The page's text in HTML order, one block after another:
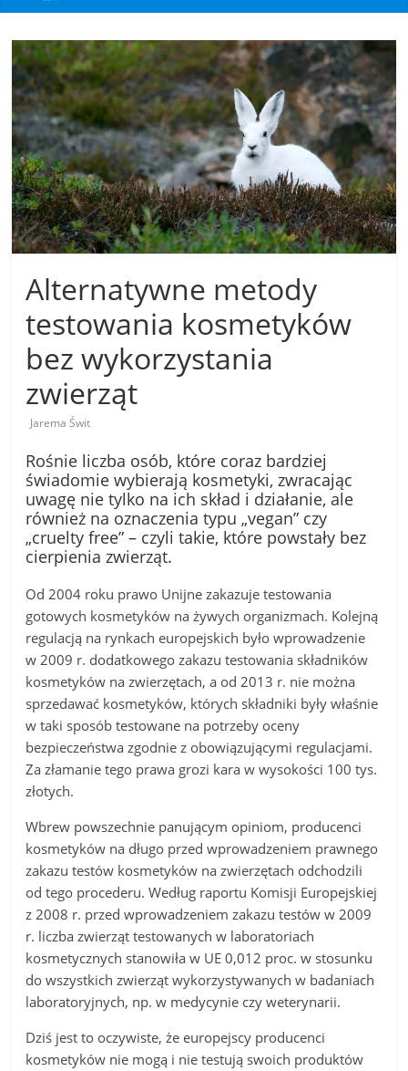
Alternatywne metody
testowania kosmetyków
bez wykorzystania
zwierząt
Jarema Świt
Rośnie liczba osób, które coraz bardziej
świadomie wybierają kosmetyki, zwracając
uwagę nie tylko na ich skład i działanie, ale
również na oznaczenia typu „vegan” czy
„cruelty free” – czyli takie, które powstały bez
cierpienia zwierząt.
Od 2004 roku prawo Unijne zakazuje testowania
gotowych kosmetyków na żywych organizmach. Kolejną
regulacją na rynkach europejskich było wprowadzenie
w 2009 r. dodatkowego zakazu testowania składników
kosmetyków na zwierzętach, a od 2013 r. nie można
sprzedawać kosmetyków, których składniki były właśnie
w taki sposób testowane na potrzeby oceny
bezpieczeństwa zgodnie z obowiązującymi regulacjami.
Za złamanie tego prawa grozi kara w wysokości 100 tys.
złotych.
Wbrew powszechnie panującym opiniom, producenci
kosmetyków na długo przed wprowadzeniem prawnego
zakazu testów kosmetyków na zwierzętach odchodzili
od tego procederu. Według raportu Komisji Europejskiej
z 2008 r. przed wprowadzeniem zakazu testów w 2009
r. liczba zwierząt testowanych w laboratoriach
kosmetycznych stanowiła w UE 0,012 proc. w stosunku
do wszystkich zwierząt wykorzystywanych w badaniach
laboratoryjnych, np. w medycynie czy weterynarii.
Dziś jest to oczywiste, że europejscy producenci
kosmetyków nie mogą i nie testują swoich produktów